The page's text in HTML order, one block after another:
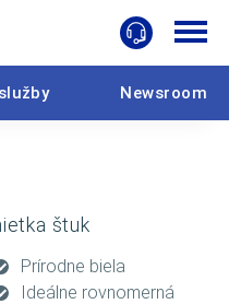
Newsroom
štuk
Prírodne biela
Ideálne rovnomerná